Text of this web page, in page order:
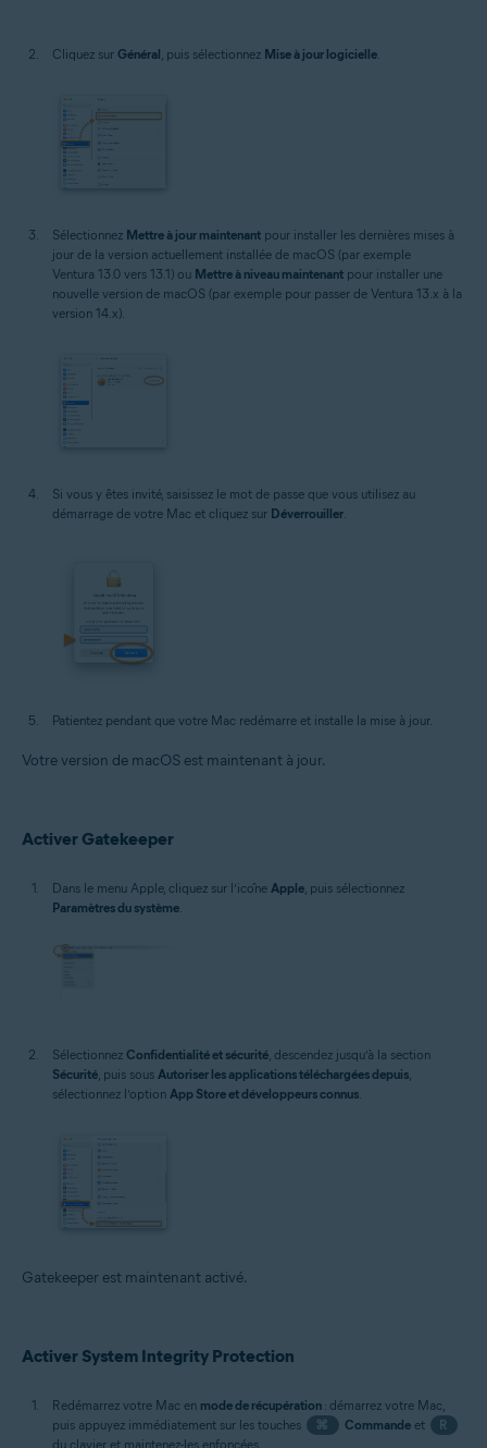
Cliquez sur Général, puis sélectionnez Mise à jour logicielle.
Sélectionnez Mettre à jour maintenant pour installer les dernières mises à
jour de la version actuellement installée de macOS (par exemple
Ventura 13.0 vers 13.1) ou Mettre à niveau maintenant pour installer une
nouvelle version de macOS (par exemple pour passer de Ventura 13.x à la
version 14.x).
Si vous y êtes invité, saisissez le mot de passe que vous utilisez au
démarrage de votre Mac et cliquez sur Déverrouiller.
Patientez pendant que votre Mac redémarre et installe la mise à jour.
Votre version de macOS est maintenant à jour.
Activer Gatekeeper
Dans le menu Apple, cliquez sur l’icône Apple , puis sélectionnez
Paramètres du système
Sélectionnez Confidentialité et sécurité, descendez jusqu’à la section
Sécurité, puis sous Autoriser les applications téléchargées depuis,
sélectionnez l’option App Store et développeurs connus.
Gatekeeper est maintenant activé.
Activer System Integrity Protection
Redémarrez votre Mac en mode de récupération : démarrez votre Mac,
puis appuyez immédiatement sur les touches
⌘ Commandeet
R
du clavier et maintenez-les enfoncées.